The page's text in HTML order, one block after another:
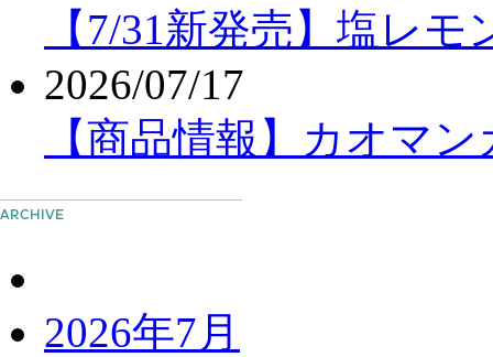
【7/31新発売】塩レ
2026/07/17
【商品情報】カオマ
2026年7月